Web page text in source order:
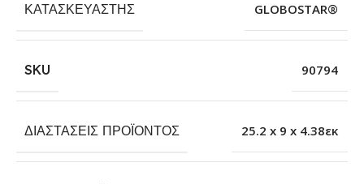
ΚΑΤΑΣΚΕΥΑΣΤΉΣ GLOBOSTAR®
SKU 90794
ΔΙΑΣΤΆΣΕΙΣ ΠΡΟΪΌΝΤΟΣ 25.2 x 9 x 4.38εκ